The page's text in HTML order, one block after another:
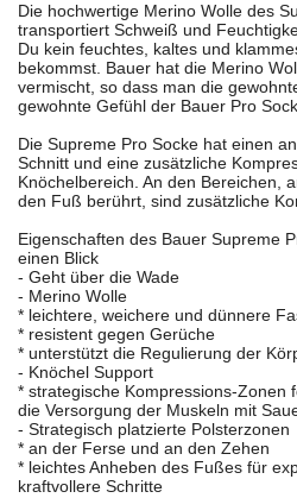
Die hochwertige Merino Wolle des
transportiert Schweiß und
Du kein feuchtes, kaltes und
bekommst. Bauer hat die Merino
vermischt, so dass man die
gewohnte Gefühl der Bauer Pro
Die Supreme Pro Socke hat einen
Schnitt und eine zusätzliche
Knöchelbereich. An den Bereichen,
den Fuß berührt, sind zusätzliche
Eigenschaften des Bauer Supreme
einen Blick
- Geht über die Wade
- Merino Wolle
* leichtere, weichere und dünnere
* resistent gegen Gerüche
* unterstützt die Regulierung der
- Knöchel Support
* strategische Kompressions-Zonen
die Versorgung der Muskeln mit
- Strategisch platzierte Polsterzonen
* an der Ferse und an den Zehen
* leichtes Anheben des Fußes für
kraftvollere Schritte